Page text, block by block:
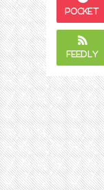
Pocket
Feedly